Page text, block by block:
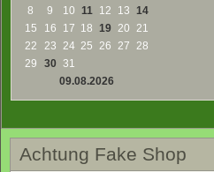
8
9 10 11 12 13 14
15
16 17 18 19 20 21
22
23 24 25 26 27 28
29
30 31
09.08.2026
Achtung Fake Shop